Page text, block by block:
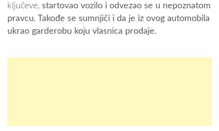
ključeve, startovao vozilo i odvezao se u nepoznatom
pravcu. Takođe se sumnjiči i da je iz ovog automobila
ukrao garderobu koju vlasnica prodaje.